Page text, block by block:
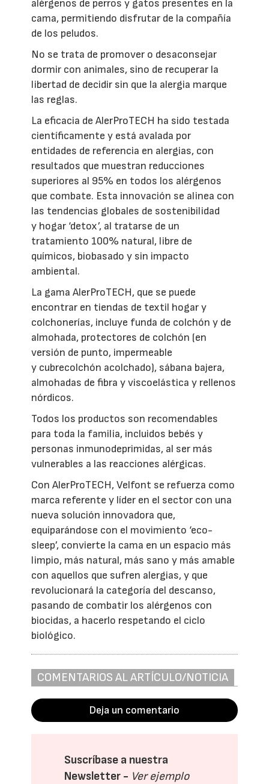
alérgenos de perros y gatos presentes en la
cama, permitiendo disfrutar de la compañía
de los peludos.
No se trata de promover o desaconsejar
dormir con animales, sino de recuperar la
libertad de decidir sin que la alergia marque
las reglas.
La eficacia de AlerProTECH ha sido testada
científicamente y está avalada por
entidades de referencia en alergias, con
resultados que muestran reducciones
superiores al 95% en todos los alérgenos
que combate. Esta innovación se alinea con
las tendencias globales de sostenibilidad
y hogar ‘detox’, al tratarse de un
tratamiento 100% natural, libre de
químicos, biobasado y sin impacto
ambiental.
La gama AlerProTECH, que se puede
encontrar en tiendas de textil hogar y
colchonerías, incluye funda de colchón y de
almohada, protectores de colchón (en
versión de punto, impermeable
y cubrecolchón acolchado), sábana bajera,
almohadas de fibra y viscoelástica y rellenos
nórdicos.
Todos los productos son recomendables
para toda la familia, incluidos bebés y
personas inmunodeprimidas, al ser más
vulnerables a las reacciones alérgicas.
Con AlerProTECH, Velfont se refuerza como
marca referente y líder en el sector con una
nueva solución innovadora que,
equiparándose con el movimiento ‘eco-
sleep’, convierte la cama en un espacio más
limpio, más natural, más sano y más amable
con aquellos que sufren alergias, y que
revolucionará la categoría del descanso,
pasando de combatir los alérgenos con
biocidas, a hacerlo respetando el ciclo
biológico.
COMENTARIOS AL ARTÍCULO/NOTICIA
Deja un comentario
Suscríbase a nuestra
Newsletter - Ver ejemplo